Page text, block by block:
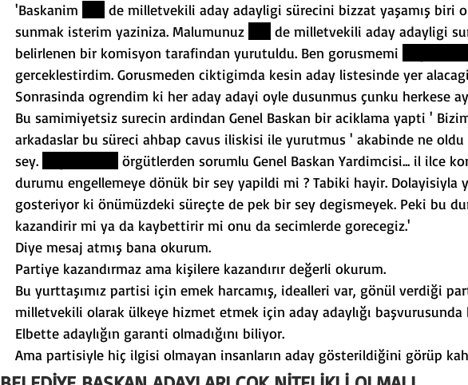
'Baskanim
de milletvekili aday adayligi sürecini bizzat yaşamış biri
sunmak isterim yaziniza. Malumunuz
de milletvekili aday adayligi
belirlenen bir komisyon tarafindan yurutuldu. Ben gorusmemi
gerceklestirdim. Gorusmeden ciktigimda kesin aday listesinde yer
Sonrasinda ogrendim ki her aday adayi oyle dusunmus çunku herkese
Bu samimiyetsiz surecin ardindan Genel Baskan bir aciklama yapti '
arkadaslar bu süreci ahbap cavus iliskisi ile yurutmus ' akabinde ne oldu
sey.
örgütlerden sorumlu Genel Baskan Yardimcisi... il ilce
durumu engellemeye dönük bir sey yapildi mi ? Tabiki hayir. Dolayisiyla
gosteriyor ki önümüzdeki süreçte de pek bir sey degismeyek. Peki bu
kazandirir mi ya da kaybettirir mi onu da secimlerde gorecegiz.'
Diye mesaj atmış bana okurum.
Partiye kazandırmaz ama kişilere kazandırır değerli okurum.
Bu yurttaşımız partisi için emek harcamış, idealleri var, gönül verdiği
milletvekili olarak ülkeye hizmet etmek için aday adaylığı
Elbette adaylığın garanti olmadığını biliyor.
Ama partisiyle hiç ilgisi olmayan insanların aday gösterildiğini görüp